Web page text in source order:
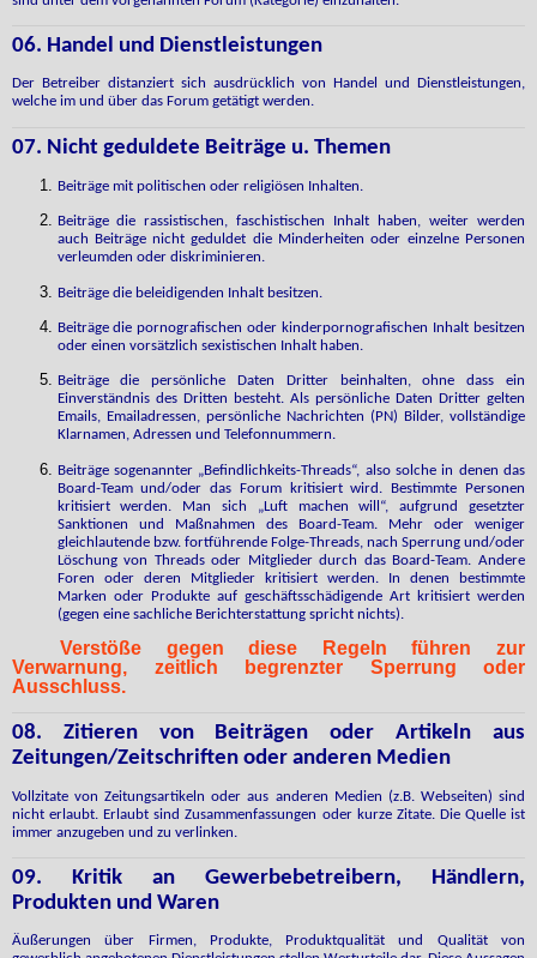
06. Handel und Dienstleistungen
Der Betreiber distanziert sich ausdrücklich von Handel und Dienstleistungen,
welche im und über das Forum getätigt werden.
07. Nicht geduldete Beiträge u. Themen
Beiträge mit politischen oder religiösen Inhalten.
Beiträge die rassistischen, faschistischen Inhalt haben, weiter werden
auch Beiträge nicht geduldet die Minderheiten oder einzelne Personen
verleumden oder diskriminieren.
Beiträge die beleidigenden Inhalt besitzen.
Beiträge die pornografischen oder kinderpornografischen Inhalt besitzen
oder einen vorsätzlich sexistischen Inhalt haben.
Beiträge die persönliche Daten Dritter beinhalten, ohne dass ein
Einverständnis des Dritten besteht. Als persönliche Daten Dritter gelten
Emails, Emailadressen, persönliche Nachrichten (PN) Bilder, vollständige
Klarnamen, Adressen und Telefonnummern.
Beiträge sogenannter „Befindlichkeits-Threads“, also solche in denen das
Board-Team und/oder das Forum kritisiert wird. Bestimmte Personen
kritisiert werden. Man sich „Luft machen will“, aufgrund gesetzter
Sanktionen und Maßnahmen des Board-Team. Mehr oder weniger
gleichlautende bzw. fortführende Folge-Threads, nach Sperrung und/oder
Löschung von Threads oder Mitglieder durch das Board-Team. Andere
Foren oder deren Mitglieder kritisiert werden. In denen bestimmte
Marken oder Produkte auf geschäftsschädigende Art kritisiert werden
(gegen eine sachliche Berichterstattung spricht nichts).
Verstöße gegen diese Regeln führen zur
Verwarnung, zeitlich begrenzter Sperrung oder
Ausschluss.
08. Zitieren von Beiträgen oder Artikeln aus
Zeitungen/Zeitschriften oder anderen Medien
Vollzitate von Zeitungsartikeln oder aus anderen Medien (z.B. Webseiten) sind
nicht erlaubt. Erlaubt sind Zusammenfassungen oder kurze Zitate. Die Quelle ist
immer anzugeben und zu verlinken.
09. Kritik an Gewerbebetreibern, Händlern,
Produkten und Waren
Äußerungen über Firmen, Produkte, Produktqualität und Qualität von